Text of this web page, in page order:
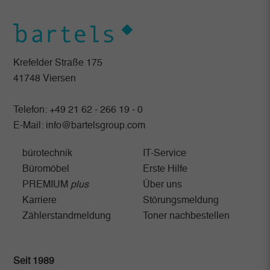
Krefelder Straße 175
41748 Viersen
Telefon: +49 21 62 - 266 19 - 0
E-Mail: info@bartelsgroup.com
bürotechnik
IT-Service
Büromöbel
Erste Hilfe
PREMIUM plus
Über uns
Karriere
Störungsmeldung
Zählerstandmeldung
Toner nachbestellen
Seit 1989
Cookie Informationen anzeigen